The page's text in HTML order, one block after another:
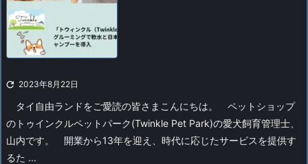
 2023年8月22日
タイ自由ランドをご愛読の皆さまこんにちは。
ペットショップ
のトゥインクルペットパーク(Twinkle Pet Park)の愛犬飼育管理士、
山内です。
開業から13年を迎え、時代に応じたサービスを提供す
るた ...